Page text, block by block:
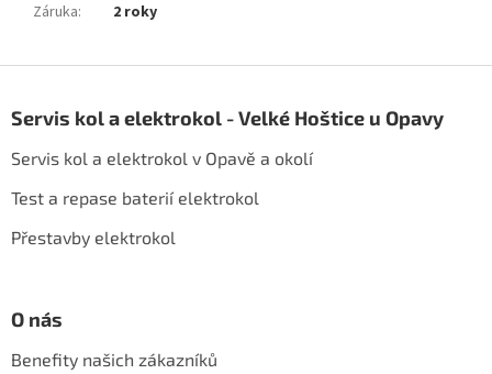
Záruka: 2 roky
pServis kol a elektrokol - Velké Hoštice u Opavy
Servis kol a elektrokol v Opavě a okolí
Test a repase baterií elektrokol
Přestavby elektrokol
O nás
Benefity našich zákazníků